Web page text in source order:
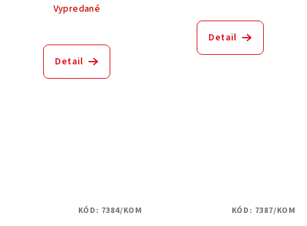
Vypredané
Detail
Detail
KÓD: 7384/KOM KÓD: 7387/KOM